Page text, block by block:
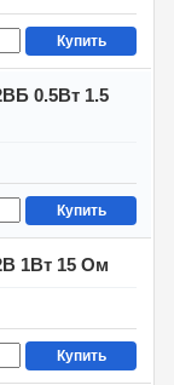
Купить
0.5Вт 1.5
Купить
1Вт 15 Ом
Купить